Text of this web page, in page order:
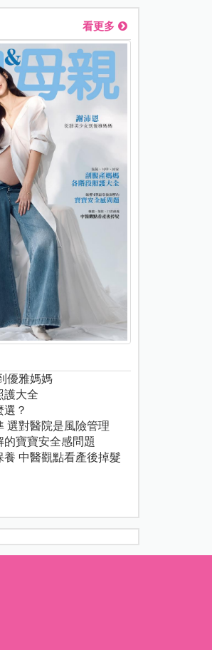
看更多
優雅媽媽
護大全
？
選對醫院是風險管理
寶寶安全感問題
中醫觀點看產後掉髮